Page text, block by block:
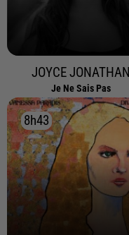
JOYCE JONATHAN
Je Ne Sais Pas
8h43
8h43